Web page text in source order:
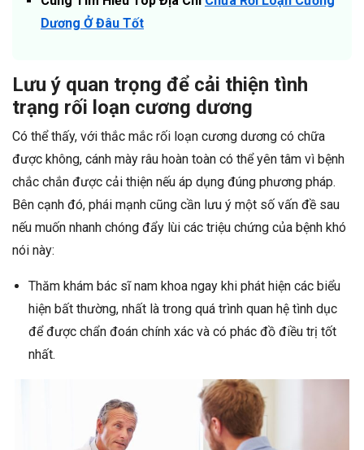
Dương Ở Đâu Tốt
Lưu ý quan trọng để cải thiện tình
trạng rối loạn cương dương
Có thể thấy, với thắc mắc rối loạn cương dương có chữa
được không, cánh mày râu hoàn toàn có thể yên tâm vì bệnh
chắc chắn được cải thiện nếu áp dụng đúng phương pháp.
Bên cạnh đó, phái mạnh cũng cần lưu ý một số vấn đề sau
nếu muốn nhanh chóng đẩy lùi các triệu chứng của bệnh khó
nói này:
Thăm khám bác sĩ nam khoa ngay khi phát hiện các biểu
hiện bất thường, nhất là trong quá trình quan hệ tình dục
để được chẩn đoán chính xác và có phác đồ điều trị tốt
nhất.